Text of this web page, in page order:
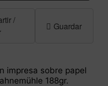
/
Guardar
impresa sobre papel
188gr.